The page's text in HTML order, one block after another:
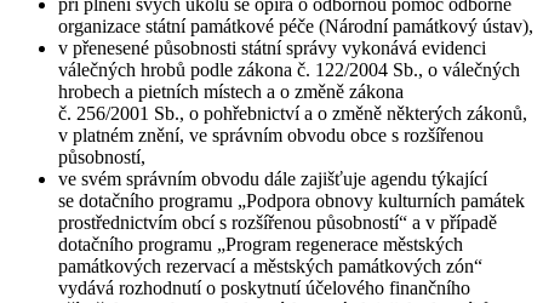
organizace státní památkové péče (Národní památkový ústav),
v přenesené působnosti státní správy vykonává evidenci
válečných hrobů podle zákona č. 122/2004 Sb., o válečných
hrobech a pietních místech a o změně zákona
č. 256/2001 Sb., o pohřebnictví a o změně některých zákonů,
v platném znění, ve správním obvodu obce s rozšířenou
působností,
ve svém správním obvodu dále zajišťuje agendu týkající
se dotačního programu „Podpora obnovy kulturních památek
prostřednictvím obcí s rozšířenou působností“ a v případě
dotačního programu „Program regenerace městských
památkových rezervací a městských památkových zón“
vydává rozhodnutí o poskytnutí účelového finančního